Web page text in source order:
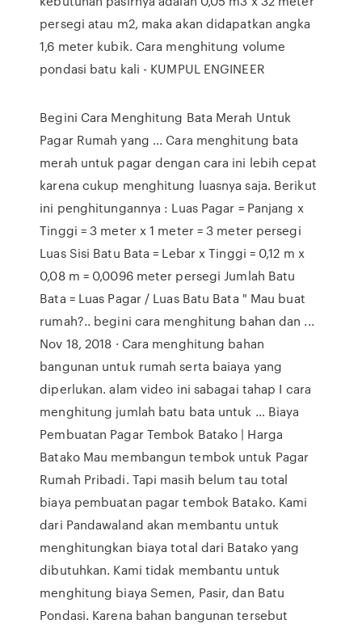
persegi atau m2, maka akan didapatkan angka
1,6 meter kubik. Cara menghitung volume
pondasi batu kali - KUMPUL ENGINEER
Begini Cara Menghitung Bata Merah Untuk
Pagar Rumah yang ... Cara menghitung bata
merah untuk pagar dengan cara ini lebih cepat
karena cukup menghitung luasnya saja. Berikut
ini penghitungannya : Luas Pagar = Panjang x
Tinggi = 3 meter x 1 meter = 3 meter persegi
Luas Sisi Batu Bata = Lebar x Tinggi = 0,12 m x
0,08 m = 0,0096 meter persegi Jumlah Batu
Bata = Luas Pagar / Luas Batu Bata " Mau buat
rumah?.. begini cara menghitung bahan dan ...
Nov 18, 2018 · Cara menghitung bahan
bangunan untuk rumah serta baiaya yang
diperlukan. alam video ini sabagai tahap I cara
menghitung jumlah batu bata untuk … Biaya
Pembuatan Pagar Tembok Batako | Harga
Batako Mau membangun tembok untuk Pagar
Rumah Pribadi. Tapi masih belum tau total
biaya pembuatan pagar tembok Batako. Kami
dari Pandawaland akan membantu untuk
menghitungkan biaya total dari Batako yang
dibutuhkan. Kami tidak membantu untuk
menghitung biaya Semen, Pasir, dan Batu
Pondasi. Karena bahan bangunan tersebut